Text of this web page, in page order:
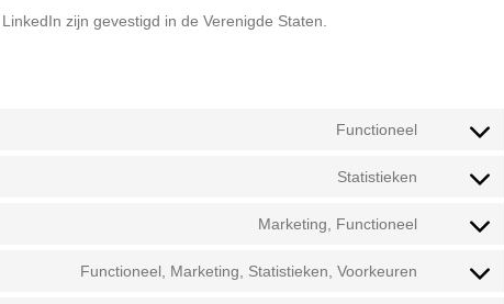
zijn gevestigd in de Verenigde Staten.
Functioneel
Consent
wordpress
Statistieken
Consent
google-
Marketing, Functioneel
Consent
Functioneel, Marketing, Statistieken, Voorkeuren
Consent